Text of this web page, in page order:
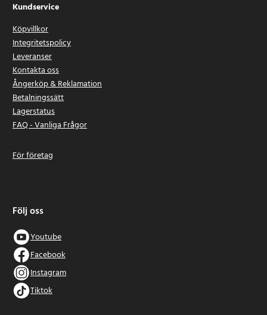
Kundservice
Köpvillkor
Integritetspolicy
Leveranser
Kontakta oss
Ångerköp & Reklamation
Betalningssätt
Lagerstatus
FAQ - Vanliga Frågor
För företag
Följ oss
Youtube
Facebook
Instagram
Tiktok